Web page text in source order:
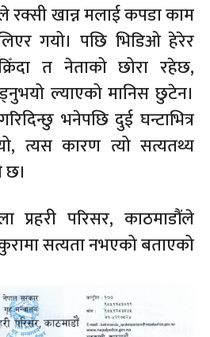
खान्न मलाई कपडा काम
गयो। पछि भिडिओ हेरेर
त नेताको छोरा रहेछ,
ल्याएको मानिस छुटेन।
भनेपछि दुई घन्टाभित्र
त्यस कारण त्यो सत्यतथ्य
छ।
प्रहरी परिसर, काठमाडौंले
कुरामा सत्यता नभएको बताएको